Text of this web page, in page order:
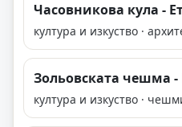
Часовникова кула -
култура и изкуство ·
Зольовската чешма -
култура и изкуство ·